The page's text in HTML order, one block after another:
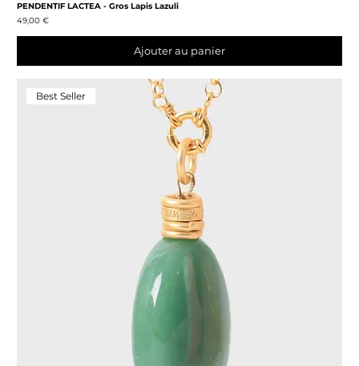
PENDENTIF LACTEA - Gros Lapis Lazuli
Prix
49,00 €
Ajouter au panier
Best Seller